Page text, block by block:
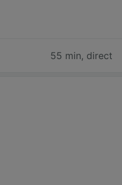
55 min, direct